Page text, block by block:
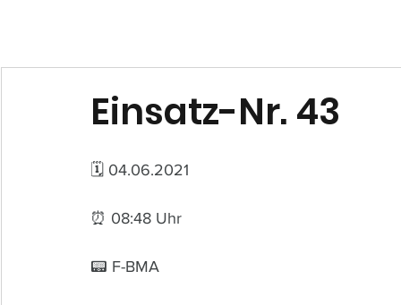
Einsatz-Nr. 43
🗓 04.06.2021
⏰ 08:48 Uhr
📟 F-BMA